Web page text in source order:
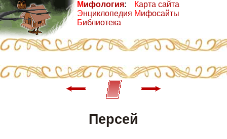
Мифология:
Энциклопедия
Библиотека
Карта сайта
Мифосайты
Персей